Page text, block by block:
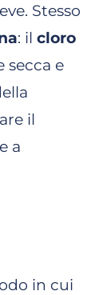
Stesso
: il cloro
secca e
il
a
in cui